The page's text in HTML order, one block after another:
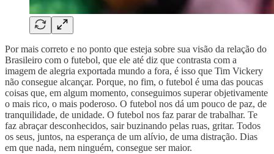
Por mais correto e no ponto que esteja sobre sua visão da relação do
Brasileiro com o futebol, que ele até diz que contrasta com a
imagem de alegria exportada mundo a fora, é isso que Tim Vickery
não consegue alcançar. Porque, no fim, o futebol é uma das poucas
coisas que, em algum momento, conseguimos superar objetivamente
o mais rico, o mais poderoso. O futebol nos dá um pouco de paz, de
tranquilidade, de unidade. O futebol nos faz parar de trabalhar. Te
faz abraçar desconhecidos, sair buzinando pelas ruas, gritar. Todos
os seus, juntos, na esperança de um alívio, de uma distração. Dias
em que nada, nem ninguém, consegue ser maior.